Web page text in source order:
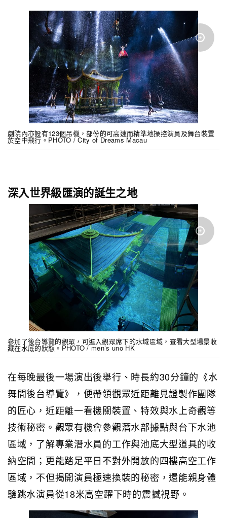
劇院內亦設有123個吊機，部份的可高速而精準地操控演員及舞台裝置
於空中飛行。PHOTO / City of Dreams Macau
深入世界級匯演的誕生之地
參加了後台導覽的觀眾，可進入觀眾席下的水域區域，查看大型場景收
藏在水底的狀態。PHOTO / men’s uno HK
在每晚最後一場演出後舉行、時長約30分鐘的《水
舞間後台導覽》，便帶領觀眾近距離見證製作團隊
的匠心，近距離一看機關裝置、特效與水上奇觀等
技術秘密。觀眾有機會參觀潛水部據點與台下水池
區域，了解專業潛水員的工作與池底大型道具的收
納空間；更能踏足平日不對外開放的四樓高空工作
區域，不但揭開演員極速換裝的秘密，還能親身體
驗跳水演員從18米高空躍下時的震撼視野。